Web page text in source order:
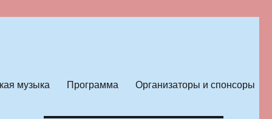
музыка Программа Организаторы и спонсоры